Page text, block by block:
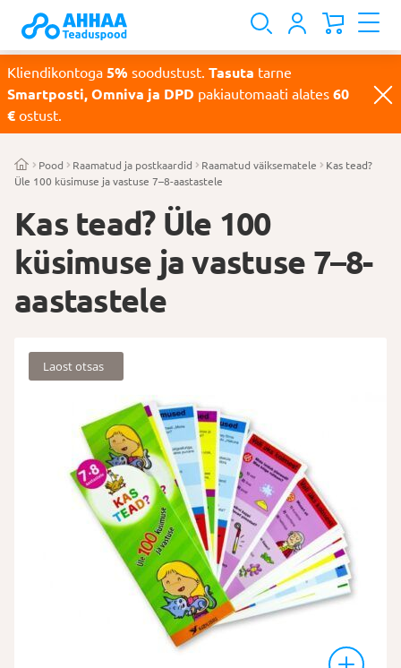
Kliendikontoga 5% soodustust. Tasuta tarne
Smartposti, Omniva ja DPD pakiautomaati alates 60
€ ostust.
Pood Raamatud ja postkaardid Raamatud väiksematele
Kas tead?
Üle 100 küsimuse ja vastuse 7–8-aastastele
Kas tead? Üle 100
küsimuse ja vastuse 7–8-
aastastele
Laost otsas